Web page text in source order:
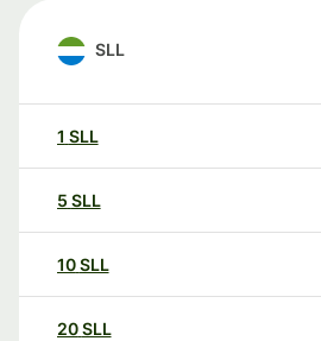
SLL
1 SLL
5 SLL
10SLL
20SLL